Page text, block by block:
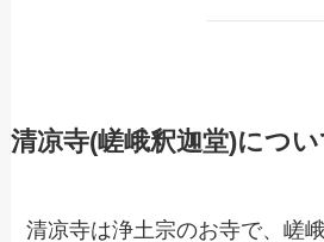
清凉寺(嵯峨釈迦堂)につい
清凉寺は浄土宗のお寺で、嵯